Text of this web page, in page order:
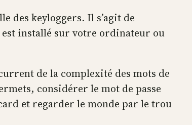
des keyloggers. Il s’agit de
installé sur votre ordinateur ou
de la complexité des mots de
considérer le mot de passe
et regarder le monde par le trou